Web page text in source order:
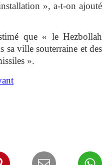
», a-t-on ajouté
que « le Hezbollah
sa ville souterraine et des
».